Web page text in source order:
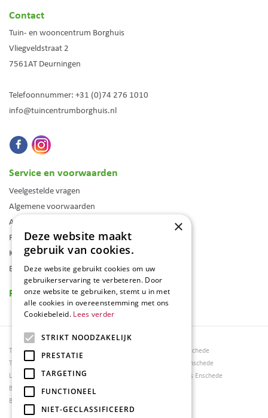
Contact
Tuin- en wooncentrum Borghuis
Vliegveldstraat 2
7561AT Deurningen
Telefoonnummer: +31 (0)74 276 1010
info@tuincentrumborghuis.nl
Service en voorwaarden
Veelgestelde vragen
Algemene voorwaarden
Assortiment
Folder
Klantenkaart
Blog
Reviews
Tuincentrum Borghuis
Tuinmeubels
Loungesets
Bloemen
Barbecues
Tuinmeubels Enschede
Tuinmeubelen Enschede
Woonaccessoires Enschede
×
Deze website maakt
gebruik van cookies.
Deze website gebruikt cookies om uw
gebruikerservaring te verbeteren. Door
onze website te gebruiken, stemt u in met
alle cookies in overeenstemming met ons
Cookiebeleid. Lees verder
STRIKT NOODZAKELIJK
PRESTATIE
TARGETING
FUNCTIONEEL
NIET-GECLASSIFICEERD